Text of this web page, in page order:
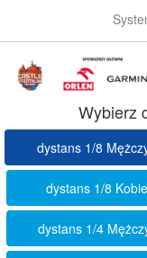
Wybierz
dystans 1/8
dystans 1/8
dystans 1/4